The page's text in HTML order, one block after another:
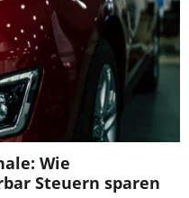
Wie
Steuern sparen